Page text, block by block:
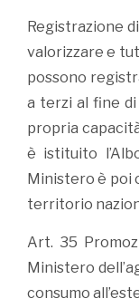
Registrazione
valorizzare e
possono
a terzi al fine
propria
è istituito
Ministero è poi
territorio
Art. 35
Ministero
consumo